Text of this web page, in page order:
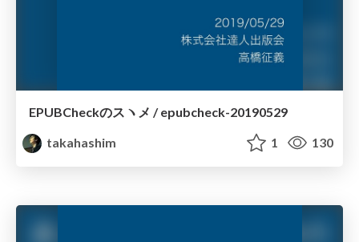
EPUBCheckのスヽメ / epubcheck-20190529
takahashim
1 130